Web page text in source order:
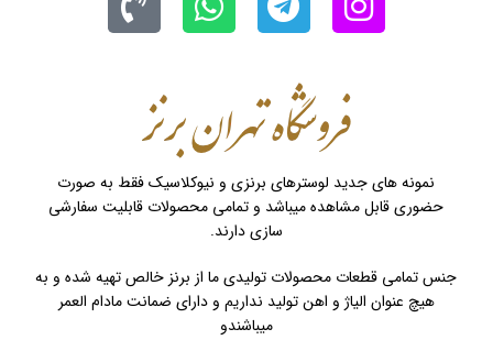
نمونه های جدید لوسترهای برنزی و نیوکلاسیک فقط به صورت
حضوری قابل مشاهده میباشد و تمامی محصولات قابلیت سفارشی
سازی دارند.
جنس تمامی قطعات محصولات تولیدی ما از برنز خالص تهیه شده و به
هیچ عنوان الیاژ و اهن تولید نداریم و دارای ضمانت مادام العمر
میباشندو